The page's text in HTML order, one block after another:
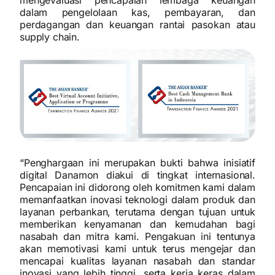
dalam pengelolaan kas, pembayaran, dan
perdagangan dan keuangan rantai pasokan atau
supply chain.
“Penghargaan ini merupakan bukti bahwa inisiatif
digital Danamon diakui di tingkat internasional.
Pencapaian ini didorong oleh komitmen kami dalam
memanfaatkan inovasi teknologi dalam produk dan
layanan perbankan, terutama dengan tujuan untuk
memberikan kenyamanan dan kemudahan bagi
nasabah dan mitra kami. Pengakuan ini tentunya
akan memotivasi kami untuk terus mengejar dan
mencapai kualitas layanan nasabah dan standar